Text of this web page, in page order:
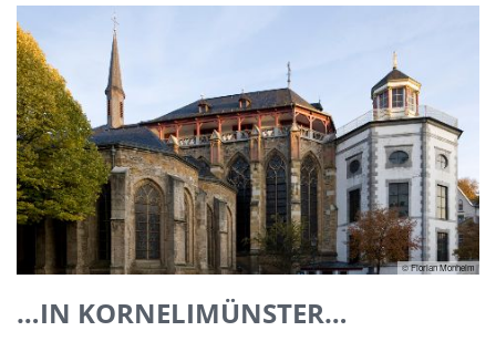
© Florian Monheim
…IN KORNELIMÜNSTER…